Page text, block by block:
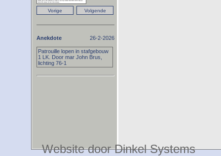
Anekdote 26-2-2026
Patrouille lopen in stafgebouw
1 LK. Door mar John Brus,
lichting 76-1
Website door Dinkel Systems